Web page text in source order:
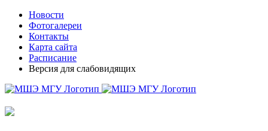
Skip
content
TelegramНовости
Фотогалереи
Контакты
Карта сайта
Расписание
Версия для слабовидящих